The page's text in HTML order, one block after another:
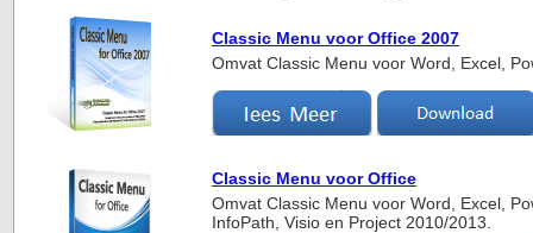
Classic Menu voor Office 2007
Omvat Classic Menu voor Word, Excel,
Classic Menu voor Office
Omvat Classic Menu voor Word, Excel,
InfoPath, Visio en Project 2010/2013.